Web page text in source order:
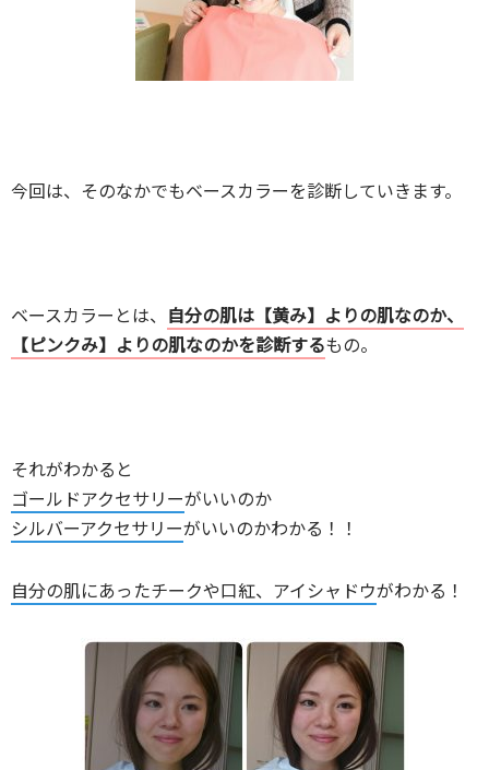
今回は、そのなかでもベースカラーを診断していきます。
ベースカラーとは、 自分の肌は【黄み】よりの肌なのか、
【ピンクみ】よりの肌なのかを診断するもの。
それがわかると
ゴールドアクセサリーがいいのか
シルバーアクセサリーがいいのかわかる！！
自分の肌にあったチークや口紅、アイシャドウがわかる！